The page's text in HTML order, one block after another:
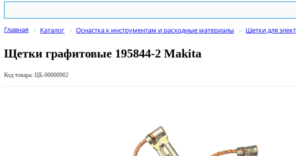
Главная Каталог Оснастка к инструментам и расходные материалы Щетки для
Щетки графитовые 195844-2 Makita
Код товара: ЦБ-00000902